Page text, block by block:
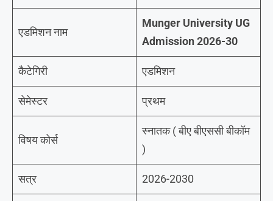
एडमिशन नाम
Munger University UG
Admission 2026-30
कैटेगिरी एडमिशन
सेमेस्टर प्रथम
विषय कोर्स
स्नातक ( बीए बीएससी बीकॉम
)
सत्र 2026-2030